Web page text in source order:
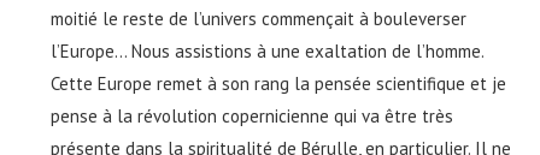
moitié le reste de l’univers commençait à bouleverser
l’Europe… Nous assistions à une exaltation de l’homme.
Cette Europe remet à son rang la pensée scientifique et je
pense à la révolution copernicienne qui va être très
présente dans la spiritualité de Bérulle, en particulier. Il ne